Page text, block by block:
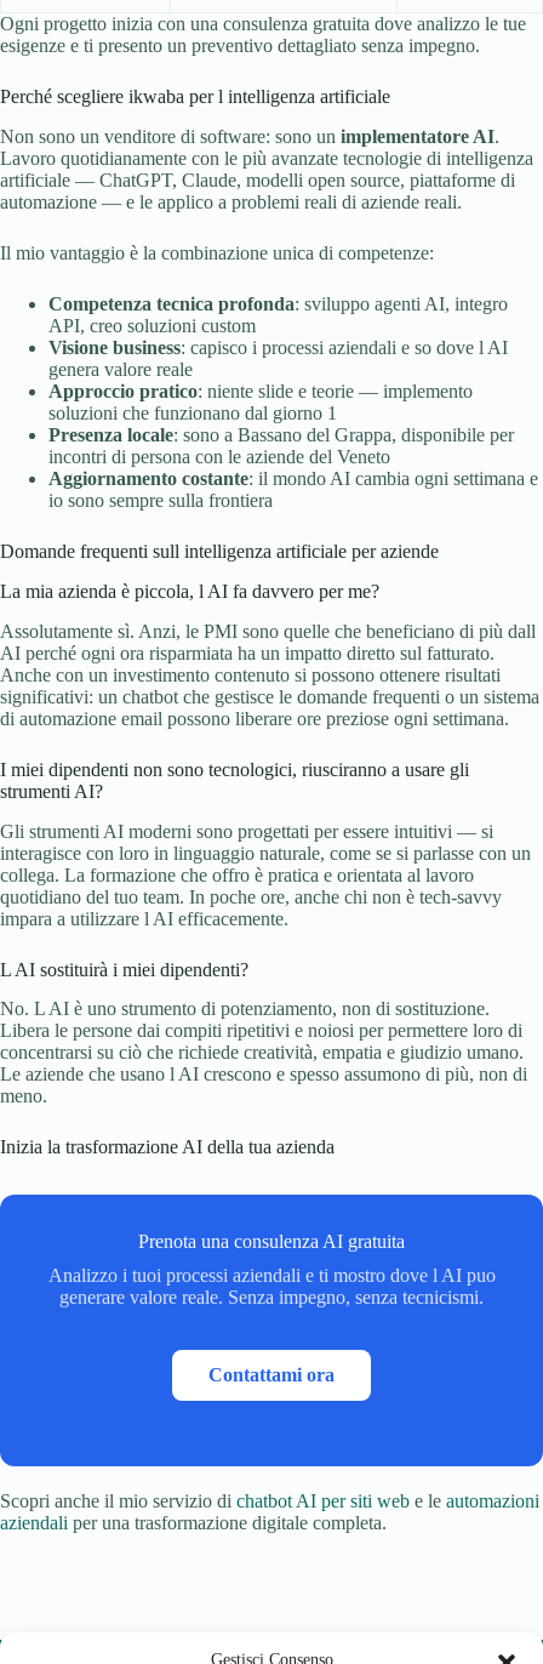
Gestisci Consenso
Ogni progetto inizia con una consulenza gratuita dove analizzo le tue
esigenze e ti presento un preventivo dettagliato senza impegno.
Perché scegliere ikwaba per l intelligenza artificiale
Non sono un venditore di software: sono un implementatore AI.
Lavoro quotidianamente con le più avanzate tecnologie di intelligenza
artificiale — ChatGPT, Claude, modelli open source, piattaforme di
automazione — e le applico a problemi reali di aziende reali.
Il mio vantaggio è la combinazione unica di competenze:
Competenza tecnica profonda: sviluppo agenti AI, integro
API, creo soluzioni custom
Visione business: capisco i processi aziendali e so dove l AI
genera valore reale
Approccio pratico: niente slide e teorie — implemento
soluzioni che funzionano dal giorno 1
Presenza locale: sono a Bassano del Grappa, disponibile per
incontri di persona con le aziende del Veneto
Aggiornamento costante: il mondo AI cambia ogni settimana e
io sono sempre sulla frontiera
Domande frequenti sull intelligenza artificiale per aziende
La mia azienda è piccola, l AI fa davvero per me?
Assolutamente sì. Anzi, le PMI sono quelle che beneficiano di più dall
AI perché ogni ora risparmiata ha un impatto diretto sul fatturato.
Anche con un investimento contenuto si possono ottenere risultati
significativi: un chatbot che gestisce le domande frequenti o un sistema
di automazione email possono liberare ore preziose ogni settimana.
I miei dipendenti non sono tecnologici, riusciranno a usare gli
strumenti AI?
Gli strumenti AI moderni sono progettati per essere intuitivi — si
interagisce con loro in linguaggio naturale, come se si parlasse con un
collega. La formazione che offro è pratica e orientata al lavoro
quotidiano del tuo team. In poche ore, anche chi non è tech-savvy
impara a utilizzare l AI efficacemente.
L AI sostituirà i miei dipendenti?
No. L AI è uno strumento di potenziamento, non di sostituzione.
Libera le persone dai compiti ripetitivi e noiosi per permettere loro di
concentrarsi su ciò che richiede creatività, empatia e giudizio umano.
Le aziende che usano l AI crescono e spesso assumono di più, non di
meno.
Inizia la trasformazione AI della tua azienda
Prenota una consulenza AI gratuita
Analizzo i tuoi processi aziendali e ti mostro dove l AI puo
generare valore reale. Senza impegno, senza tecnicismi.
Contattami ora
Scopri anche il mio servizio di chatbot AI per siti web e le automazioni
aziendali per una trasformazione digitale completa.